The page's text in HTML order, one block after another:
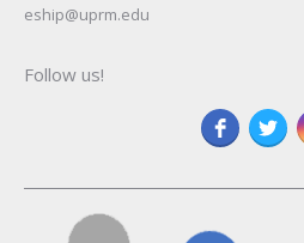
eship@uprm.edu
Follow us!